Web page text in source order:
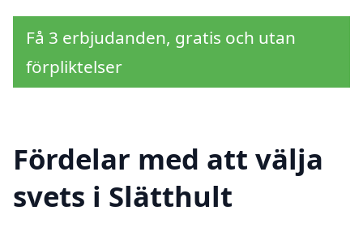
Få 3 erbjudanden, gratis och utan
förpliktelser
Fördelar med att välja
svets i Slätthult